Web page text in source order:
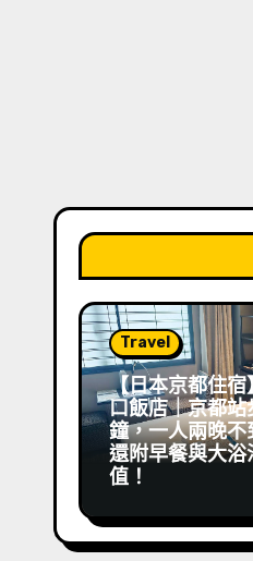
Travel
【日本京都住宿
口飯店｜京都站
鐘，一人兩晚不
還附早餐與大浴
值！